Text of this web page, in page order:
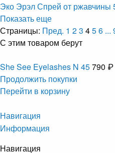
Эко Эрэл Спрей от ржавчины
Показать еще
Страницы: Пред. 1 23 456 ...
С этим товаром берут
She See Eyelashes N 45790 ₽
Продолжить покупки
Перейти в корзину
Навигация
Информация
Навигация